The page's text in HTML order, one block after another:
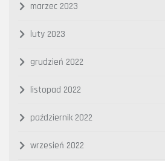
marzec 2023
luty 2023
grudzień 2022
listopad 2022
październik 2022
wrzesień 2022